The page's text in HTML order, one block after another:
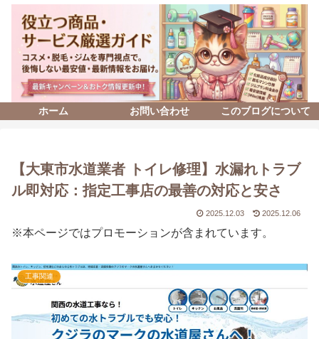
ホーム お問い合わせ このブログについて
【大東市水道業者 トイレ修理】水漏れトラブ
ル即対応：指定工事店の最善の対応と安さ
2025.12.03 2025.12.06
※本ページではプロモーションが含まれています。
工事関連